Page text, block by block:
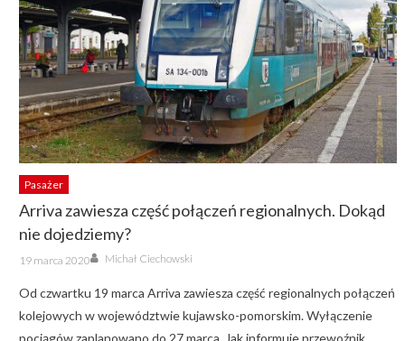
Pasażer
Arriva zawiesza część połączeń regionalnych. Dokąd
nie dojedziemy?
Posted
on
19 marca 2020 Author
Michał Ciechowski
Od czwartku 19 marca Arriva zawiesza część regionalnych połączeń
kolejowych w województwie kujawsko-pomorskim. Wyłączenie